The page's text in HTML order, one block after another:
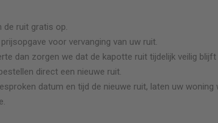
de ruit gratis op.
voor vervanging van uw ruit.
dan zorgen we dat de kapotte ruit tijdelijk veilig
direct een nieuwe ruit.
datum en tijd de nieuwe ruit, laten uw woning